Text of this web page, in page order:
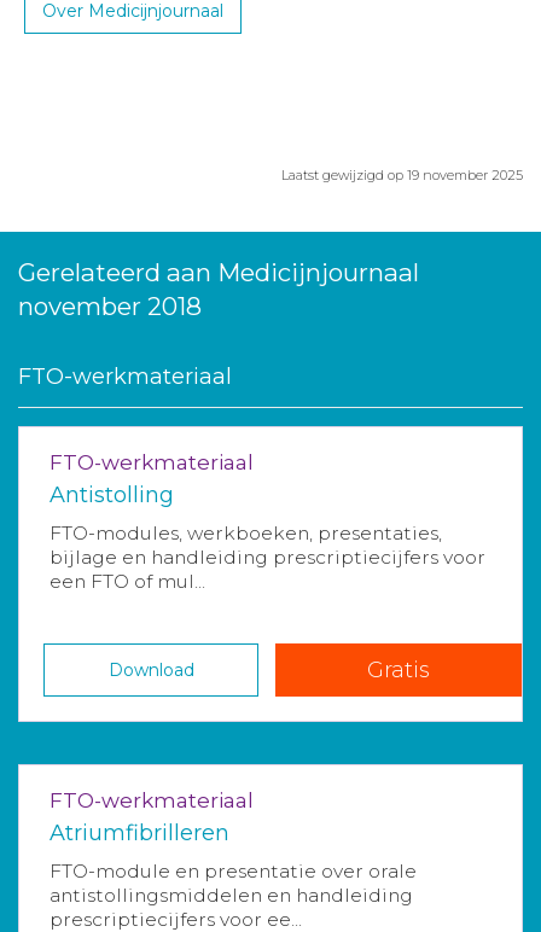
Over Medicijnjournaal
Laatst gewijzigd op 19 november 2025
Gerelateerd aan Medicijnjournaal
november 2018
FTO-werkmateriaal
FTO-werkmateriaal
Antistolling
FTO-modules, werkboeken, presentaties,
bijlage en handleiding prescriptiecijfers voor
een FTO of mul...
Download Gratis
FTO-werkmateriaal
Atriumfibrilleren
FTO-module en presentatie over orale
antistollingsmiddelen en handleiding
prescriptiecijfers voor ee...